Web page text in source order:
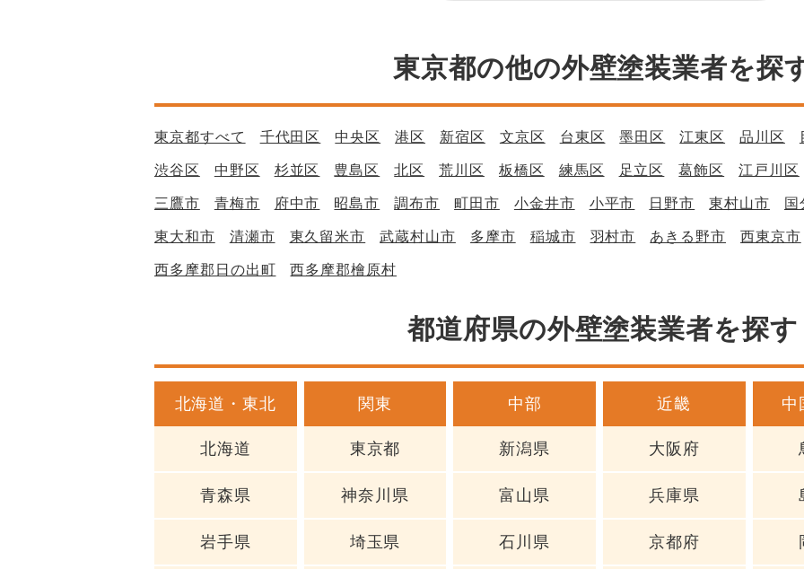
東京都の他の外壁塗装業者を探
東京都すべて 千代田区 中央区 港区 新宿区 文京区 台東区 墨田区 江東区 品川区
渋谷区 中野区 杉並区 豊島区 北区 荒川区 板橋区 練馬区 足立区 葛飾区 江戸川区
三鷹市 青梅市 府中市 昭島市 調布市 町田市 小金井市 小平市 日野市 東村山市 国
東大和市 清瀬市 東久留米市 武蔵村山市 多摩市 稲城市 羽村市 あきる野市 西東京市
西多摩郡日の出町 西多摩郡檜原村
都道府県の外壁塗装業者を探す
北海道・東北
北海道
青森県
岩手県
関東
東京都
神奈川県
埼玉県
中部
新潟県
富山県
石川県
近畿
大阪府
兵庫県
京都府
中